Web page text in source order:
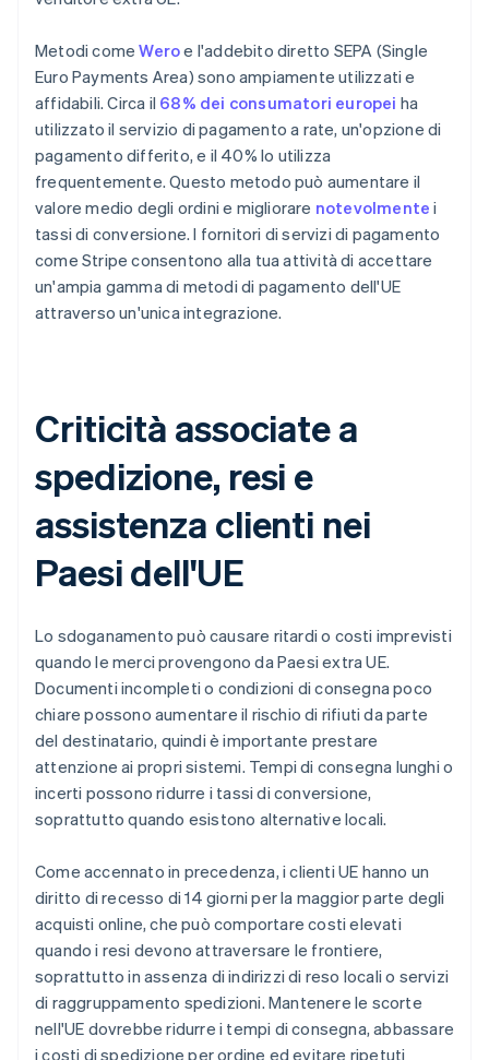
Metodi comeWeroe l'addebito diretto SEPA (Single
Euro Payments Area) sono ampiamente utilizzati e
affidabili. Circa il 68% dei consumatori europei ha
utilizzato il servizio di pagamento a rate, un'opzione di
pagamento differito, e il 40% lo utilizza
frequentemente. Questo metodo può aumentare il
valore medio degli ordini e migliorare notevolmente i
tassi di conversione. I fornitori di servizi di pagamento
come Stripe consentono alla tua attività di accettare
un'ampia gamma di metodi di pagamento dell'UE
attraverso un'unica integrazione.
Criticità associate a
spedizione, resi e
assistenza clienti nei
Paesi dell'UE
Lo sdoganamento può causare ritardi o costi imprevisti
quando le merci provengono da Paesi extra UE.
Documenti incompleti o condizioni di consegna poco
chiare possono aumentare il rischio di rifiuti da parte
del destinatario, quindi è importante prestare
attenzione ai propri sistemi. Tempi di consegna lunghi o
incerti possono ridurre i tassi di conversione,
soprattutto quando esistono alternative locali.
Come accennato in precedenza, i clienti UE hanno un
diritto di recesso di 14 giorni per la maggior parte degli
acquisti online, che può comportare costi elevati
quando i resi devono attraversare le frontiere,
soprattutto in assenza di indirizzi di reso locali o servizi
di raggruppamento spedizioni. Mantenere le scorte
nell'UE dovrebbe ridurre i tempi di consegna, abbassare
i costi di spedizione per ordine ed evitare ripetuti